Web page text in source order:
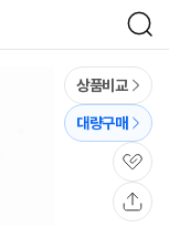
검
색
상품비교
대량구매
관
심